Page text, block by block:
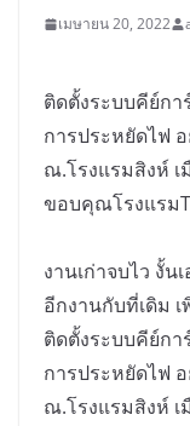
เมษายน 20, 2022
ติดตั้งระบบคีย์ก
การประหยัดไฟ
ณ.โรงแรมสิงห์ เ
ขอบคุณโรงแรม
งานเก่าจบไว งั้น
อีกงานกับที่เดิม
ติดตั้งระบบคีย์ก
การประหยัดไฟ
ณ.โรงแรมสิงห์ เ